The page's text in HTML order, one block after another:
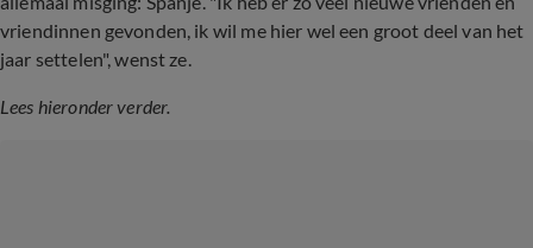
vriendinnen gevonden, ik wil me hier wel een groot deel van het
jaar settelen", wenst ze.
Lees hieronder verder.